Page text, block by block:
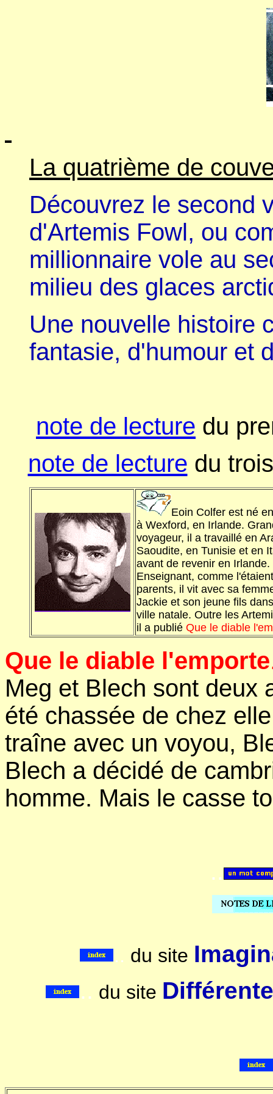
La quatrième de
Découvrez le second
d'Artemis Fowl, ou
millionnaire vole au
milieu des glaces
Une nouvelle histoire
fantasie, d'humour et
note de lecture du
note de lecture du
Eoin Colfer est né
à Wexford, en Irlande.
voyageur, il a travaillé en
Saoudite, en Tunisie et en
avant de revenir en Irlande.
Enseignant, comme
parents, il vit avec sa
Jackie et son jeune fils
ville natale. Outre les
il a publié Que le diable
Que le diable l'emporte
Meg et Blech sont deux
été chassée de chez
traîne avec un voyou,
Blech a décidé de
homme. Mais le casse
..
.. du site
.. du site